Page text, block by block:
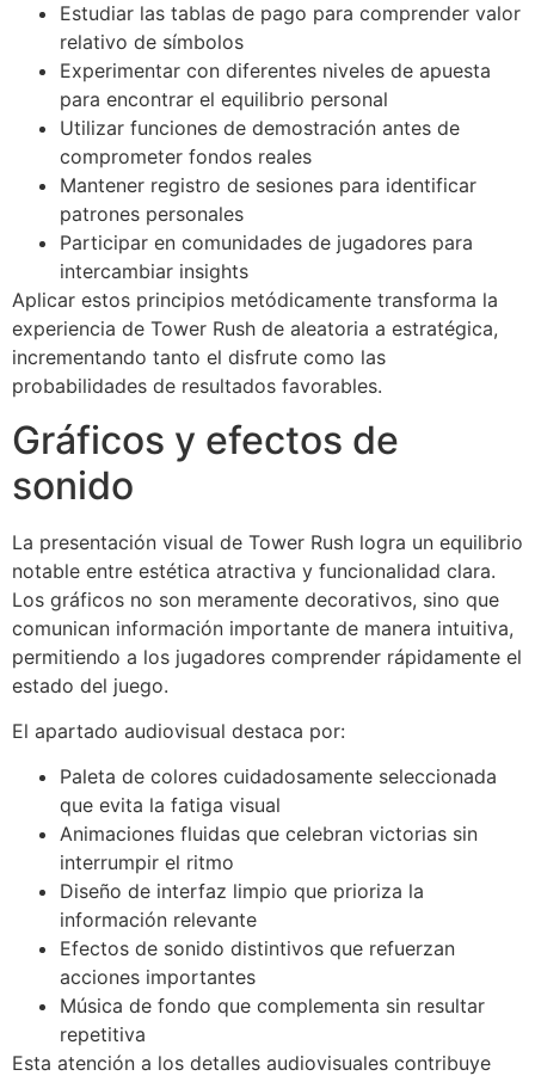
Estudiar las tablas de pago para comprender valor
relativo de símbolos
Experimentar con diferentes niveles de apuesta
para encontrar el equilibrio personal
Utilizar funciones de demostración antes de
comprometer fondos reales
Mantener registro de sesiones para identificar
patrones personales
Participar en comunidades de jugadores para
intercambiar insights
Aplicar estos principios metódicamente transforma la
experiencia de Tower Rush de aleatoria a estratégica,
incrementando tanto el disfrute como las
probabilidades de resultados favorables.
Gráficos y efectos de
sonido
La presentación visual de Tower Rush logra un equilibrio
notable entre estética atractiva y funcionalidad clara.
Los gráficos no son meramente decorativos, sino que
comunican información importante de manera intuitiva,
permitiendo a los jugadores comprender rápidamente el
estado del juego.
El apartado audiovisual destaca por:
Paleta de colores cuidadosamente seleccionada
que evita la fatiga visual
Animaciones fluidas que celebran victorias sin
interrumpir el ritmo
Diseño de interfaz limpio que prioriza la
información relevante
Efectos de sonido distintivos que refuerzan
acciones importantes
Música de fondo que complementa sin resultar
repetitiva
Esta atención a los detalles audiovisuales contribuye